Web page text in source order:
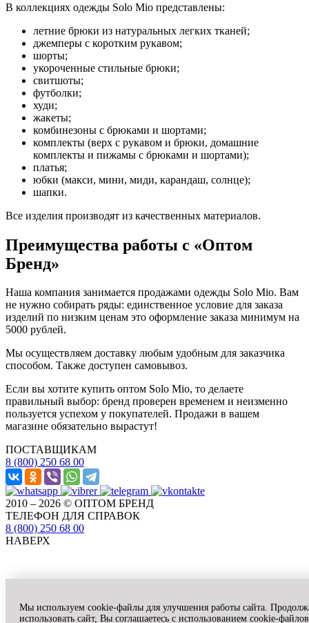
В коллекциях одежды Solo Mio представлены:
летние брюки из натуральных легких тканей;
джемперы с коротким рукавом;
шорты;
укороченные стильные брюки;
свитшоты;
футболки;
худи;
жакеты;
комбинезоны с брюками и шортами;
комплекты (верх с рукавом и брюки, домашние
комплекты и пижамы с брюками и шортами);
платья;
юбки (макси, мини, миди, карандаш, солнце);
шапки.
Все изделия производят из качественных материалов.
Преимущества работы с «Оптом
Бренд»
Наша компания занимается продажами одежды Solo Mio. Вам
не нужно собирать ряды: единственное условие для заказа
изделий по низким ценам это оформление заказа минимум на
5000 рублей.
Мы осуществляем доставку любым удобным для заказчика
способом. Также доступен самовывоз.
Если вы хотите купить оптом Solo Mio, то делаете
правильный выбор: бренд проверен временем и неизменно
пользуется успехом у покупателей. Продажи в вашем
магазине обязательно вырастут!
ПОСТАВЩИКАМ
8 (800) 250 68 00
2010 – 2026 © ОПТОМ БРЕНД
ТЕЛЕФОН ДЛЯ СПРАВОК
8 (800) 250 68 00
НАВЕРХ
Мы используем cookie-файлы для улучшения работы сайта.
использовать сайт, Вы соглашаетесь с использованием cookie-